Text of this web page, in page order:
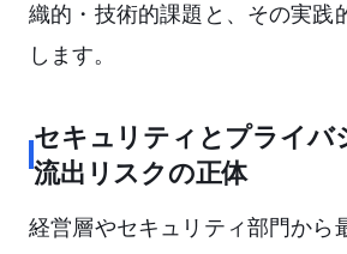
織的・技術的課題と、その実践
します。
セキュリティとプライバ
流出リスクの正体
経営層やセキュリティ部門から